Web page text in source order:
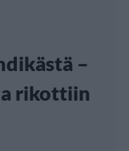
–
rikottiin